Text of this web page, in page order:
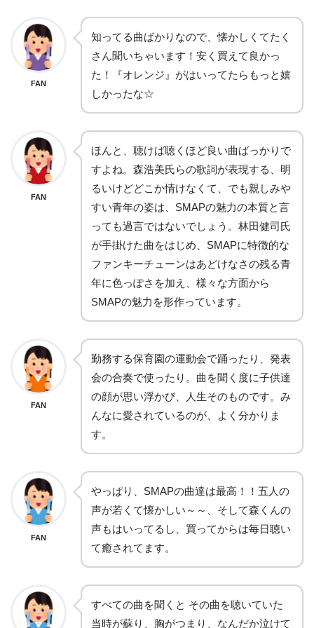
FAN
知ってる曲ばかりなので、懐かしくてたく
さん聞いちゃいます！安く買えて良かっ
た！『オレンジ』がはいってたらもっと嬉
しかったな☆
FAN
ほんと、聴けば聴くほど良い曲ばっかりで
すよね。森浩美氏らの歌詞が表現する、明
るいけどどこか情けなくて、でも親しみや
すい青年の姿は、SMAPの魅力の本質と言
っても過言ではないでしょう。林田健司氏
が手掛けた曲をはじめ、SMAPに特徴的な
ファンキーチューンはあどけなさの残る青
年に色っぽさを加え、様々な方面から
SMAPの魅力を形作っています。
FAN
勤務する保育園の運動会で踊ったり、発表
会の合奏で使ったり。曲を聞く度に子供達
の顔が思い浮かび、人生そのものです。み
んなに愛されているのが、よく分かりま
す。
FAN
やっぱり、SMAPの曲達は最高！！五人の
声が若くて懐かしい～～、そして森くんの
声もはいってるし、買ってからは毎日聴い
て癒されてます。
すべての曲を聞くと その曲を聴いていた
当時が蘇り、胸がつまり、なんだか泣けて